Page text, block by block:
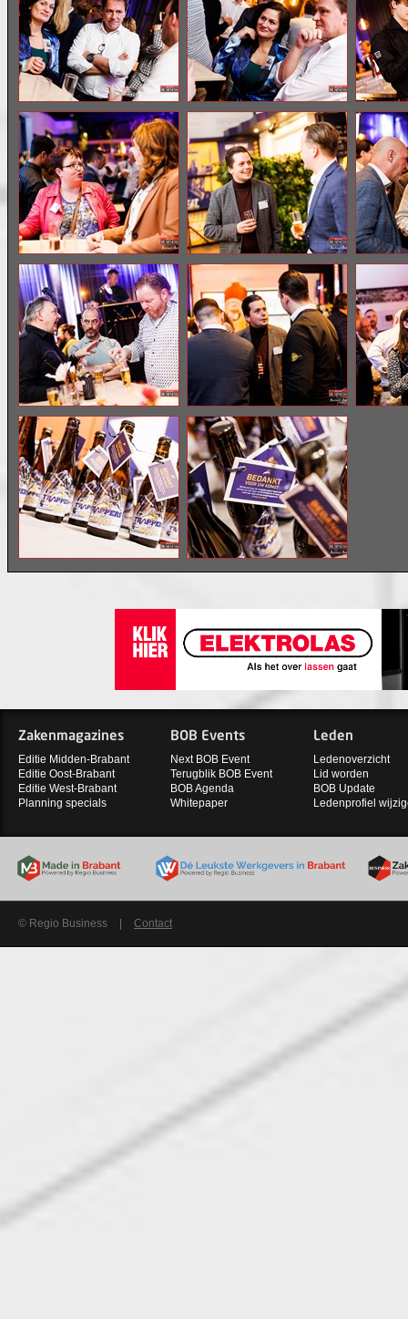
Zakenmagazines
Editie Midden-Brabant
Editie Oost-Brabant
Editie West-Brabant
Planning specials
BOB Events
Next BOB Event
Terugblik BOB Event
BOB Agenda
Whitepaper
Leden
Ledenoverzicht
Lid worden
BOB Update
Ledenprofiel
© Regio Business Contact